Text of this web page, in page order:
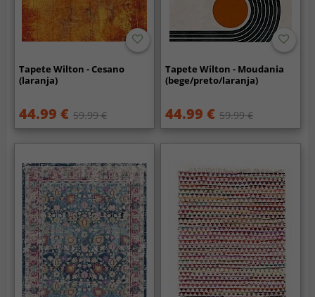
Tapete Wilton - Cesano
(laranja)
44.99 € 59.99 €
Tapete Wilton - Moudania
(bege/preto/laranja)
44.99 € 59.99 €